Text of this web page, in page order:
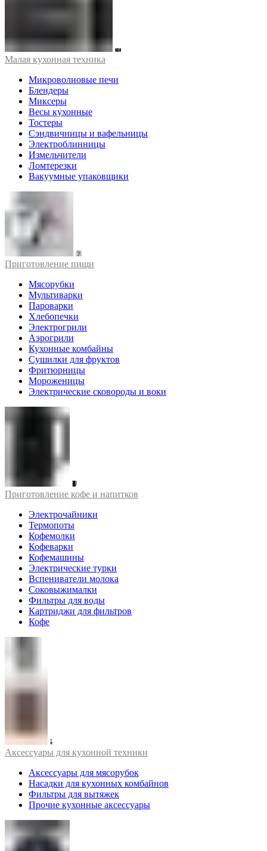
Малая кухонная техника
Микроволновые печи
Блендеры
Миксеры
Весы кухонные
Тостеры
Сэндвичницы и вафельницы
Электроблинницы
Измельчители
Ломтерезки
Вакуумные упаковщики
Приготовление пищи
Мясорубки
Мультиварки
Пароварки
Хлебопечки
Электрогрили
Аэрогрили
Кухонные комбайны
Сушилки для фруктов
Фритюрницы
Мороженицы
Электрические сковороды и воки
Приготовление кофе и напитков
Электрочайники
Термопоты
Кофемолки
Кофеварки
Кофемашины
Электрические турки
Вспениватели молока
Соковыжималки
Фильтры для воды
Картриджи для фильтров
Кофе
Аксессуары для кухонной техники
Аксессуары для мясорубок
Насадки для кухонных комбайнов
Фильтры для вытяжек
Прочие кухонные аксессуары